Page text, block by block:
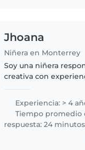
Jhoana
Niñera en Monterrey
Soy una niñera
creativa con
y adolescentes.
certificación en
y manejo de
encanta..
Experiencia: > 4
Tiempo promedio
respuesta: 24 minutos